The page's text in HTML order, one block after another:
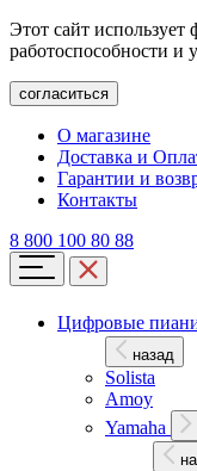
Этот сайт использует
работоспособности и
согласиться
О магазине
Доставка и
Гарантии и
Контакты
8 800 100 80 88
Цифровые
назад
Solista
Amoy
Yamaha